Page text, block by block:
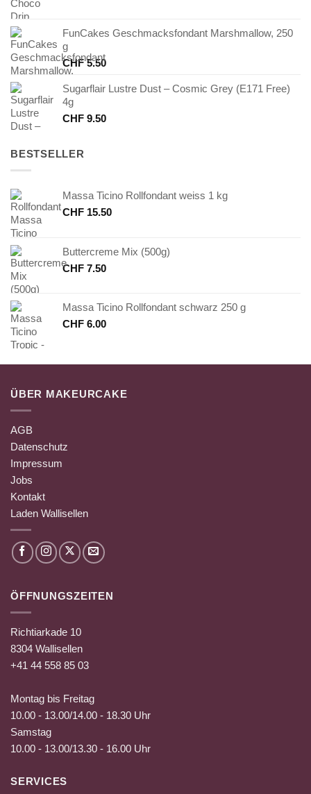
FunCakes Geschmacksfondant Marshmallow, 250
g
CHF5.50
Sugarflair Lustre Dust – Cosmic Grey (E171 Free)
4g
CHF 9.50
BESTSELLER
Massa Ticino Rollfondant weiss 1 kg
CHF 15.50
Buttercreme Mix (500g)
CHF 7.50
Massa Ticino Rollfondant schwarz 250 g
CHF 6.00
ÜBER MAKEURCAKE
AGB
Datenschutz
Impressum
Jobs
Kontakt
Laden Wallisellen
ÖFFNUNGSZEITEN
Richtiarkade 10
8304 Wallisellen
+41 44 558 85 03
Montag bis Freitag
10.00 - 13.00/14.00 - 18.30 Uhr
Samstag
10.00 - 13.00/13.30 - 16.00 Uhr
SERVICES